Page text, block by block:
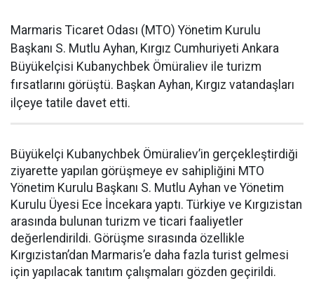
Marmaris Ticaret Odası (MTO) Yönetim Kurulu
Başkanı S. Mutlu Ayhan, Kırgız Cumhuriyeti Ankara
Büyükelçisi Kubanychbek Ömüraliev ile turizm
fırsatlarını görüştü. Başkan Ayhan, Kırgız vatandaşları
ilçeye tatile davet etti.
Büyükelçi Kubanychbek Ömüraliev’in gerçekleştirdiği
ziyarette yapılan görüşmeye ev sahipliğini MTO
Yönetim Kurulu Başkanı S. Mutlu Ayhan ve Yönetim
Kurulu Üyesi Ece İncekara yaptı. Türkiye ve Kırgızistan
arasında bulunan turizm ve ticari faaliyetler
değerlendirildi. Görüşme sırasında özellikle
Kırgızistan’dan Marmaris’e daha fazla turist gelmesi
için yapılacak tanıtım çalışmaları gözden geçirildi.